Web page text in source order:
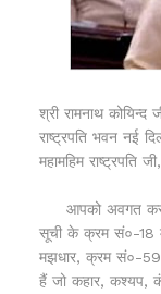
श्री रामनाथ कोयिन्द
राष्ट्रपति भवन नई
महामहिम राष्ट्रपति जी,
आपको अवगत
सूची के क्रम सं०-18
मझधार, क्रम सं०-
हैं जो कहार, कश्यप,